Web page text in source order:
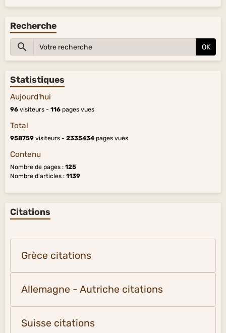
Recherche
OK
Statistiques
Aujourd'hui
96 visiteurs - 116 pages vues
Total
958759 visiteurs - 2335434 pages vues
Contenu
Nombre de pages : 125
Nombre d'articles : 1139
Citations
Grèce citations
Allemagne - Autriche citations
Suisse citations